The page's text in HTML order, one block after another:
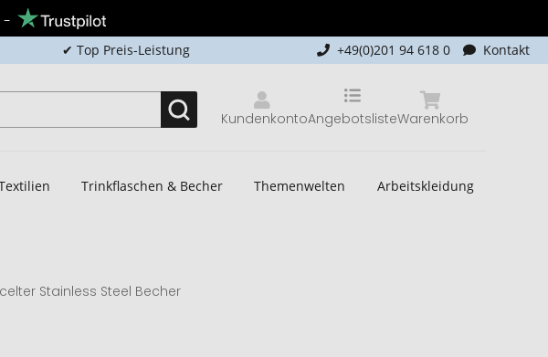
✔ Top Preis-Leistung +49(0)201 94 618 0 Kontakt
Kundenkonto Warenkorb
Angebotsliste
Trinkflaschen & Becher Themenwelten Arbeitskleidung
Stainless Steel Becher